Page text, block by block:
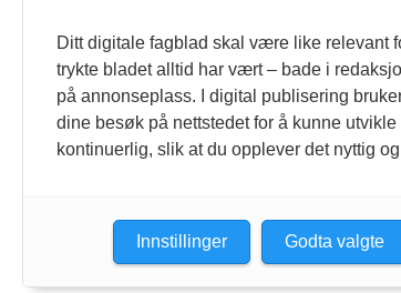
Ditt digitale fagblad skal være like relevant
trykte bladet alltid har vært – bade i
på annonseplass. I digital publisering
dine besøk på nettstedet for å kunne utvikle
kontinuerlig, slik at du opplever det nyttig
Godta valgte
Innstillinger